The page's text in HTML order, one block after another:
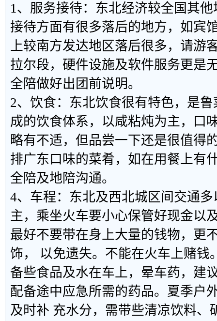
1、服务接待：东北经济较全国其
接待方面有很多落后的地方，如宾
上较南方发达地区落后很多，请游
拉尔段，硬件设施及软件服务更是
全陪做好出团前说明。
2、饮食：东北饮食很有特色，是
成的饮食体系，以咸粘炖为主，口
略有不适，但品尝一下还是很值得
排广东口味的菜肴，如在用餐上有
全陪及地陪沟通。
4、车程：东北及西北城区间交通
主，乘坐火车要小心保管好现金以
最好不要带在身上大量的钱物，更
饰， 以免遗失。不能在火车上赌钱
备些食品及水在车上，晕车药，建
配备途中应急所需的药品。夏季户
及时补 充水分，需带些清凉饮料、